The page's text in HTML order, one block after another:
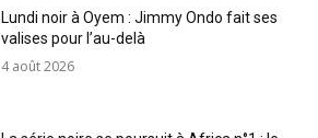
Lundi noir à Oyem : Jimmy Ondo fait ses
valises pour l’au-delà
4 août 2026